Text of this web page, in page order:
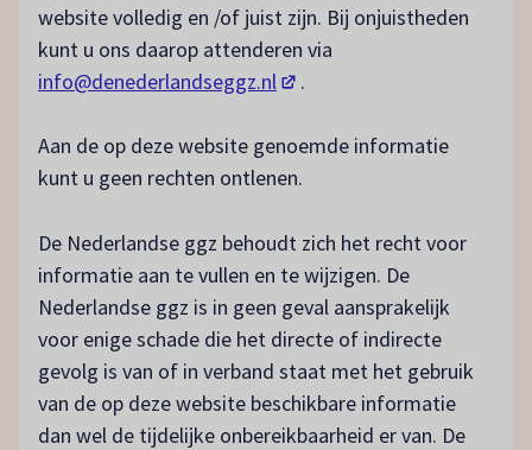
website volledig en /of juist zijn. Bij onjuistheden
kunt u ons daarop attenderen via
info@denederlandseggz.nl(opent in een nieuw tabblad)
.
Aan de op deze website genoemde informatie
kunt u geen rechten ontlenen.
De Nederlandse ggz behoudt zich het recht voor
informatie aan te vullen en te wijzigen. De
Nederlandse ggz is in geen geval aansprakelijk
voor enige schade die het directe of indirecte
gevolg is van of in verband staat met het gebruik
van de op deze website beschikbare informatie
dan wel de tijdelijke onbereikbaarheid er van. De